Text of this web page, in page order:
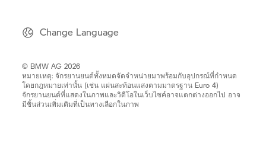
Change Language
© BMW AG 2026
หมายเหตุ: จักรยานยนต์ทั้งหมดจัดจำหน่ายมาพร้อมกับอุปกรณ์ที่กำหนด
โดยกฎหมายเท่านั้น (เช่น แผ่นสะท้อนแสงตามมาตรฐาน Euro 4)
จักรยานยนต์ที่แสดงในภาพและวิดีโอในเว็บไซค์อาจแตกต่างออกไป อาจ
มีชิ้นส่วนเพิ่มเติมที่เป็นทางเลือกในภาพ